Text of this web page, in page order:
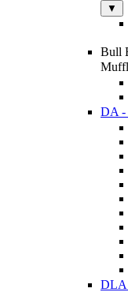
▼
Bull
DA -
DLA